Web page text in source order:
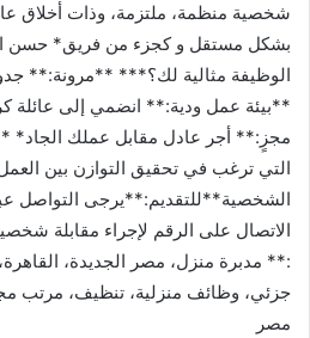
شخصية منظمة، ملتزمة، وذات أخلاق
بشكل مستقل و كجزء من فريق* حسن
الوظيفة مثالية لك؟*** **مرونة:**
**بيئة عمل ودية:** انضمي إلى عائلة
مجزٍ:** أجر عادل مقابل عملك الجاد*
التي ترغب في تحقيق التوازن بين
الشخصية**للتقديم:**يرجى التواصل عبر
الاتصال على الرقم لإجراء مقابلة
:** مدبرة منزل، مصر الجديدة،
جزئي، وظائف منزلية، تنظيف، مرتب
مصر